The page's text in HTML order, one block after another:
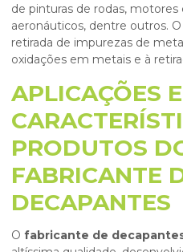
de pinturas de rodas,
aeronáuticos, dentre outros.
retirada de impurezas de
oxidações em metais e à
APLICAÇÕES E
PRODUTOS
FABRICANTE
DECAPANTES
O fabricante de